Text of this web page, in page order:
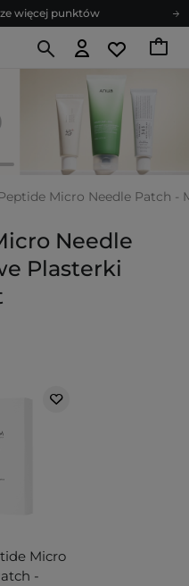
więcej punktów
pełen porad
zamówienia do 24h.
więcej punktów
pełen porad
Micro Needle Patch -
Needle
Plasterki
Micro
-